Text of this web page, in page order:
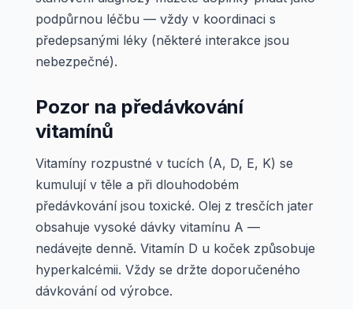
podpůrnou léčbu — vždy v koordinaci s
předepsanými léky (některé interakce jsou
nebezpečné).
Pozor na předávkování
vitamínů
Vitamíny rozpustné v tucích (A, D, E, K) se
kumulují v těle a při dlouhodobém
předávkování jsou toxické. Olej z tresčích jater
obsahuje vysoké dávky vitamínu A —
nedávejte denně. Vitamín D u koček způsobuje
hyperkalcémii. Vždy se držte doporučeného
dávkování od výrobce.